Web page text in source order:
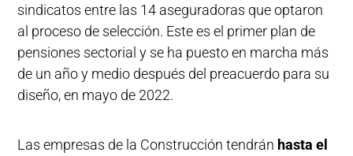
sindicatos entre las 14 aseguradoras que optaron
al proceso de selección. Este es el primer plan de
pensiones sectorial y se ha puesto en marcha más
de un año y medio después del preacuerdo para su
diseño, en mayo de 2022.
Las empresas de la Construcción tendrán hasta el